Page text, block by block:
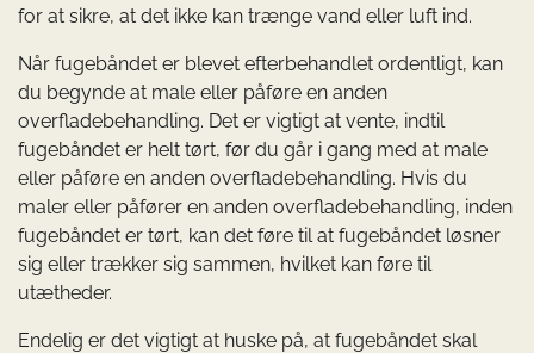
for at sikre, at det ikke kan trænge vand eller luft ind.
Når fugebåndet er blevet efterbehandlet ordentligt, kan
du begynde at male eller påføre en anden
overfladebehandling. Det er vigtigt at vente, indtil
fugebåndet er helt tørt, før du går i gang med at male
eller påføre en anden overfladebehandling. Hvis du
maler eller påfører en anden overfladebehandling, inden
fugebåndet er tørt, kan det føre til at fugebåndet løsner
sig eller trækker sig sammen, hvilket kan føre til
utætheder.
Endelig er det vigtigt at huske på, at fugebåndet skal